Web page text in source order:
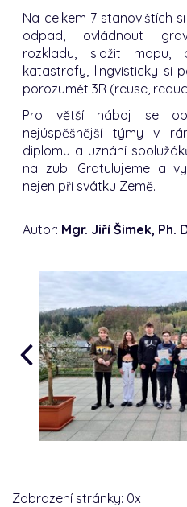
Na celkem 7 stanovištích
odpad, ovládnout
rozkladu, složit mapu,
katastrofy, lingvisticky si
porozumět 3R (reuse,
Pro větší náboj se
nejúspěšnější týmy v
diplomu a uznání
na zub. Gratulujeme a
nejen při svátku Země.
Autor: Mgr. Jiří Šimek, Ph.
Zobrazení stránky: 0x